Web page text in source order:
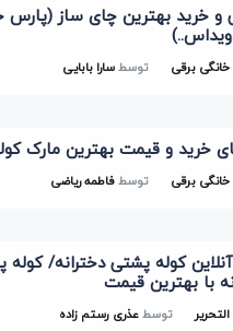
و خرید بهترین چای ساز (پارس
خانگی برقی توسطسارا بابایی
خرید و قیمت بهترین مارک
خانگی برقی توسطفاطمه ریاضی
کوله پشتی دخترانه/
با بهترین قیمت
توسطعذری رستم زاده